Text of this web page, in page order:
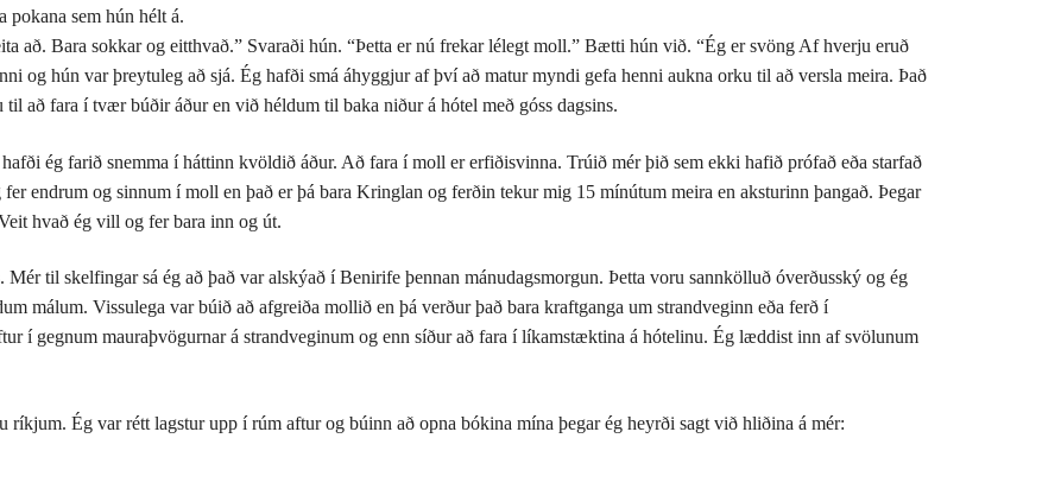
pokana sem hún hélt á.
að. Bara sokkar og eitthvað.” Svaraði hún. “Þetta er nú frekar lélegt moll.” Bætti hún við. “Ég er svöng Af hverju eruð
og hún var þreytuleg að sjá. Ég hafði smá áhyggjur af því að matur myndi gefa henni aukna orku til að versla meira. Það
að fara í tvær búðir áður en við héldum til baka niður á hótel með góss dagsins.
ég farið snemma í háttinn kvöldið áður. Að fara í moll er erfiðisvinna. Trúið mér þið sem ekki hafið prófað eða starfað
endrum og sinnum í moll en það er þá bara Kringlan og ferðin tekur mig 15 mínútum meira en aksturinn þangað. Þegar
hvað ég vill og fer bara inn og út.
til skelfingar sá ég að það var alskýað í Benirife þennan mánudagsmorgun. Þetta voru sannkölluð óverðusský og ég
málum. Vissulega var búið að afgreiða mollið en þá verður það bara kraftganga um strandveginn eða ferð í
í gegnum mauraþvögurnar á strandveginum og enn síður að fara í líkamstæktina á hótelinu. Ég læddist inn af svölunum
Ég var rétt lagstur upp í rúm aftur og búinn að opna bókina mína þegar ég heyrði sagt við hliðina á mér: